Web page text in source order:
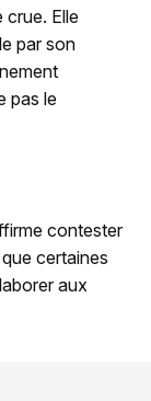
crue. Elle
par son
pas le
contester
certaines
aux